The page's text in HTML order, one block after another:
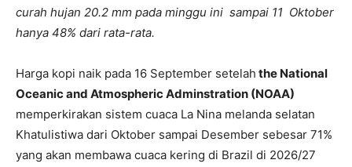
curah hujan 20.2 mm pada minggu ini sampai 11 Oktober
hanya 48% dari rata-rata.
Harga kopi naik pada 16 September setelah the National
Oceanic and Atmospheric Adminstration (NOAA)
memperkirakan sistem cuaca La Nina melanda selatan
Khatulistiwa dari Oktober sampai Desember sebesar 71%
yang akan membawa cuaca kering di Brazil di 2026/27